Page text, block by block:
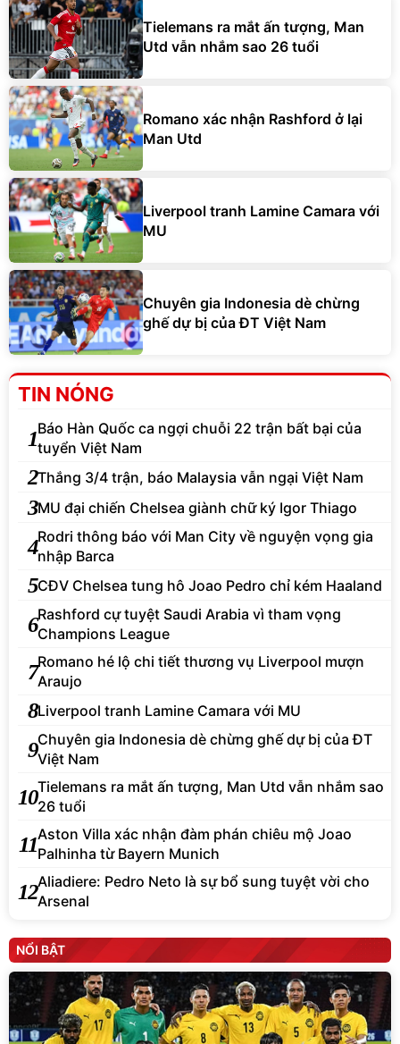
Tielemans ra mắt ấn tượng, Man
Utd vẫn nhắm sao 26 tuổi
Romano xác nhận Rashford ở lại
Man Utd
Liverpool tranh Lamine Camara với
MU
Chuyên gia Indonesia dè chừng
ghế dự bị của ĐT Việt Nam
TIN NÓNG
1Báo Hàn Quốc ca ngợi chuỗi 22 trận bất bại của
tuyển Việt Nam
2Thắng 3/4 trận, báo Malaysia vẫn ngại Việt Nam
3MU đại chiến Chelsea giành chữ ký Igor Thiago
4Rodri thông báo với Man City về nguyện vọng gia
nhập Barca
5CĐV Chelsea tung hô Joao Pedro chỉ kém Haaland
6Rashford cự tuyệt Saudi Arabia vì tham vọng
Champions League
7Romano hé lộ chi tiết thương vụ Liverpool mượn
Araujo
8Liverpool tranh Lamine Camara với MU
9Chuyên gia Indonesia dè chừng ghế dự bị của ĐT
Việt Nam
10Tielemans ra mắt ấn tượng, Man Utd vẫn nhắm sao
26 tuổi
11Aston Villa xác nhận đàm phán chiêu mộ Joao
Palhinha từ Bayern Munich
12Aliadiere: Pedro Neto là sự bổ sung tuyệt vời cho
Arsenal
NỔI BẬT